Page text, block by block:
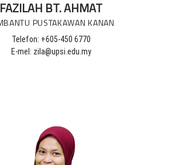
FAZILAH BT. AHMAT
PUSTAKAWAN KANAN
Telefon: +605-450 6770
E-mel: zila@upsi.edu.my